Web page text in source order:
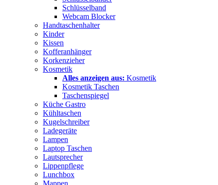
Schlüsselband
Webcam Blocker
Handtaschenhalter
Kinder
Kissen
Kofferanhänger
Korkenzieher
Kosmetik
Alles anzeigen aus: Kosmetik
Kosmetik Taschen
Taschenspiegel
Küche Gastro
Kühltaschen
Kugelschreiber
Ladegeräte
Lampen
Laptop Taschen
Lautsprecher
Lippenpflege
Lunchbox
Mappen